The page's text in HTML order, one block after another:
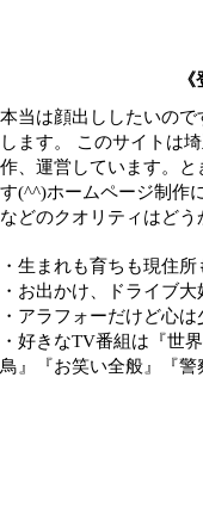
本当は顔出ししたいの
します。 このサイトは
作、運営しています。
す(^^)ホームページ制作
などのクオリティはどう
・生まれも育ちも現住
・お出かけ、ドライブ大
・アラフォーだけど心
・好きなTV番組は『世
鳥』『お笑い全般』『警